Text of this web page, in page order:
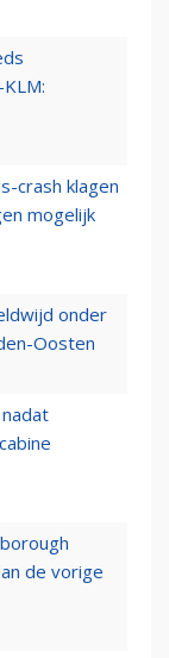
crash klagen
mogelijk
onder
Oosten
de vorige